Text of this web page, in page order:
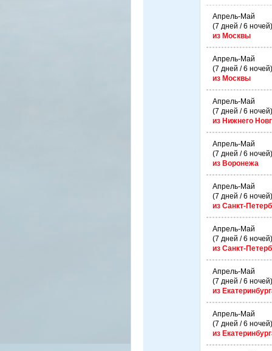
Апрель-Май
(7 дней / 6
из Москвы
Апрель-Май
(7 дней / 6
из Москвы
Апрель-Май
(7 дней / 6
из Нижнего
Апрель-Май
(7 дней / 6
из Воронежа
Апрель-Май
(7 дней / 6
из Санкт-
Апрель-Май
(7 дней / 6
из Санкт-
Апрель-Май
(7 дней / 6
из
Апрель-Май
(7 дней / 6
из